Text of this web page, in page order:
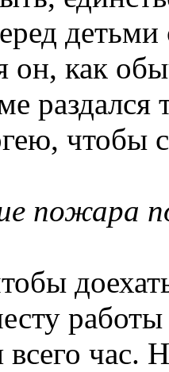
детьми
как
чтобы
пожара
всего час.